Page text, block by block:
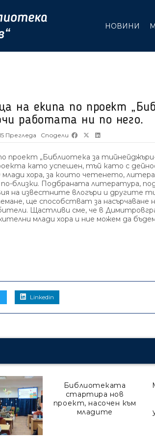
НОВИНИ
на екипа по проект
работата ни по него.
Прегледа Сподели
проект „Библиотека за
като успешен, тъй като с
млади хора, за които четенето,
близки. Подбраната литература,
на известните влогъри и другите
ще способстват за
Щастливи сме, че в
млади хора и ние можем да
Linkedin
Библиотеката
стартира нов
проект, насочен към
младите